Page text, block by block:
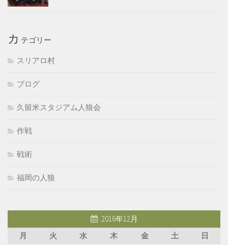
カ テゴリー
スリアロ村
ブログ
久留米スタジアム人狼会
作戦
戦術
福岡の人狼
2016年12月
月
火 水 木 金 土 日